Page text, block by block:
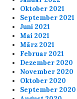
Oktober 2021
September 2021
Juni 2021
Mai 2021
März 2021
Februar 2021
Dezember 2020
November 2020
Oktober 2020
September 2020